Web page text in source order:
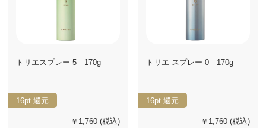
トリエスプレー 5 170g
16pt 還元
￥1,760 (税込)
トリエ スプレー 0 170g
16pt 還元
￥1,760 (税込)